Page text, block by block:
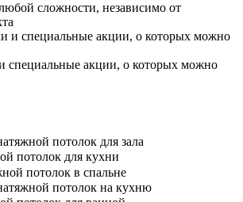
сложности, независимо от
специальные акции, о которых можно